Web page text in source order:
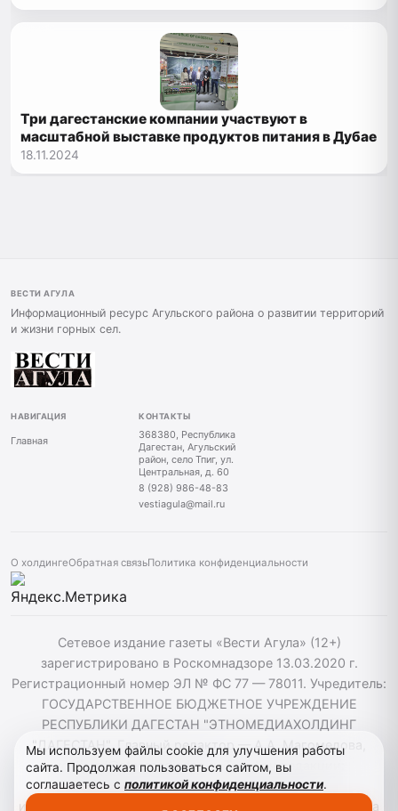
Три дагестанские компании участвуют в
масштабной выставке продуктов питания в Дубае
18.11.2024
ВЕСТИ АГУЛА
Информационный ресурс Агульского района о развитии территорий
и жизни горных сел.
НАВИГАЦИЯ
Главная
КОНТАКТЫ
368380, Республика
Дагестан, Агульский
район, село Тпиг, ул.
Центральная, д. 60
8 (928) 986-48-83
vestiagula@mail.ru
О холдингеОбратная связьПолитика конфиденциальности
Сетевое издание газеты «Вести Агула» (12+)
зарегистрировано в Роскомнадзоре 13.03.2020 г.
Регистрационный номер ЭЛ № ФС 77 — 78011. Учредитель:
ГОСУДАРСТВЕННОЕ БЮДЖЕТНОЕ УЧРЕЖДЕНИЕ
РЕСПУБЛИКИ ДАГЕСТАН "ЭТНОМЕДИАХОЛДИНГ
"ДАГЕСТАН". Главный редактор — А.А. Магомедова,
vestiagul@etnomediadag.ru Телефон редакции:
+79898808732 Телефон: +79289864883. При
использовании материалов сайта активная гиперссылка
Мы используем файлы cookie для улучшения работы
сайта. Продолжая пользоваться сайтом, вы
соглашаетесь с политикой конфиденциальности.